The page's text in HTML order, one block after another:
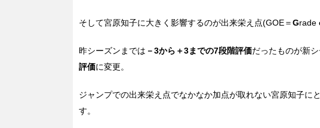
そして宮原知子に大きく影響するのが出来栄え点(GOE＝Grade
昨シーズンまでは －3から＋3までの7段階評価だったものが新
評価に変更。
ジャンプでの出来栄え点でなかなか加点が取れない宮原知子に
す。